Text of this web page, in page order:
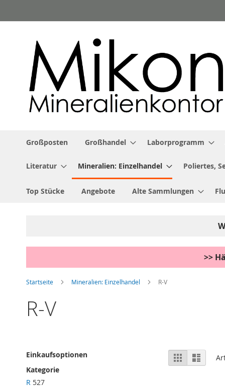
Inhalt
Großposten Großhandel Laborprogramm
Literatur Mineralien: Einzelhandel Poliertes,
Top Stücke Angebote Alte Sammlungen
>>
Startseite Mineralien: Einzelhandel R-V
R-V
Anzeigen
als
Liste Liste
Einkaufsoptionen
Kategorie
R 527